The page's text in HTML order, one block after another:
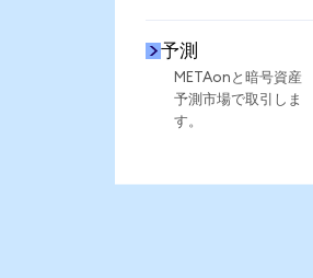
予測
METAonと暗号資産
予測市場で取引しま
す。